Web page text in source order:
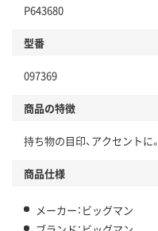
P643680
型番
097369
商品の特徴
持ち物の目印、アクセントに。
商品仕様
メーカー：ビッグマン